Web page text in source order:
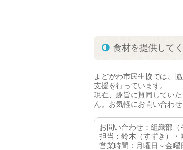
食材を提供して
よどがわ市民生協では、
支援を行っています。
現在、趣旨に賛同してい
ん。お気軽にお問い合わせ
お問い合わせ：組織部（
担当：鈴木（すずき）・
営業時間：月曜日～金曜